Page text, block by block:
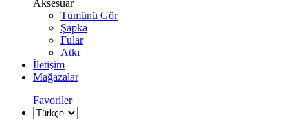
Aksesuar
Tümünü Gör
Şapka
Fular
Atkı
İletişim
Mağazalar
Favoriler